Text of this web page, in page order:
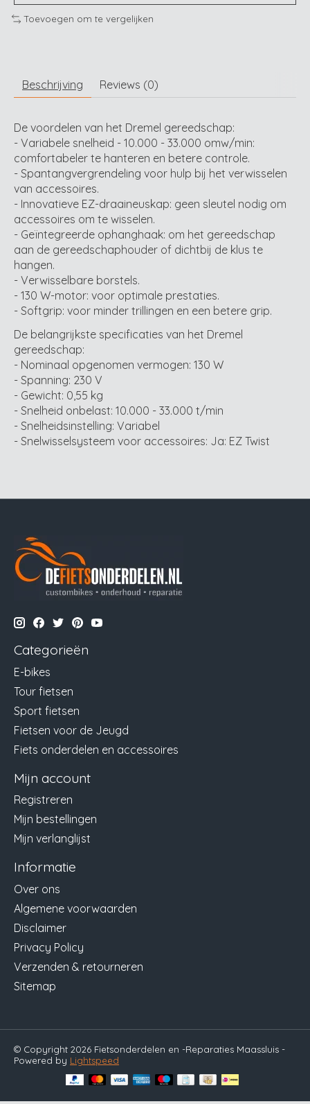
Toevoegen om te vergelijken
Beschrijving Reviews (0)
De voordelen van het Dremel gereedschap:
- Variabele snelheid - 10.000 - 33.000 omw/min:
comfortabeler te hanteren en betere controle.
- Spantangvergrendeling voor hulp bij het verwisselen
van accessoires.
- Innovatieve EZ-draaineuskap: geen sleutel nodig om
accessoires om te wisselen.
- Geïntegreerde ophanghaak: om het gereedschap
aan de gereedschaphouder of dichtbij de klus te
hangen.
- Verwisselbare borstels.
- 130 W-motor: voor optimale prestaties.
- Softgrip: voor minder trillingen en een betere grip.
De belangrijkste specificaties van het Dremel
gereedschap:
- Nominaal opgenomen vermogen: 130 W
- Spanning: 230 V
- Gewicht: 0,55 kg
- Snelheid onbelast: 10.000 - 33.000 t/min
- Snelheidsinstelling: Variabel
- Snelwisselsysteem voor accessoires: Ja: EZ Twist
Categorieën
E-bikes
Tour fietsen
Sport fietsen
Fietsen voor de Jeugd
Fiets onderdelen en accessoires
Mijn account
Registreren
Mijn bestellingen
Mijn verlanglijst
Informatie
Over ons
Algemene voorwaarden
Disclaimer
Privacy Policy
Verzenden & retourneren
Sitemap
© Copyright 2026 Fietsonderdelen en -Reparaties Maassluis -
Powered by Lightspeed